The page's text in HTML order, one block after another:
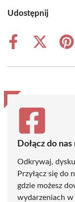
Udostępnij
Share
Share
(Twitter)
Dołącz do
Odkrywaj,
Przyłącz się do
gdzie możesz
wydarzeniach w